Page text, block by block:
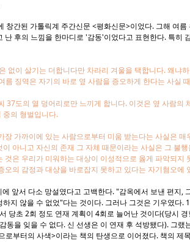
간된 가톨릭계 주간신문 <평화신문>이었다. 그해 여름
후의 느낌을 한마디로 '감동'이었다고 표현한다. 특히
없이 살기는 더합니다만 차라리 겨울을 택합니다. 왜냐
징역은 자기의 바로 옆 사람을 증오하게 한다는 사실
37도의 열 덩어리로만 느끼게 합니다. 이것은 옆 사람의
중의 형벌입니다.
가까이에 있는 사람으로부터 미움 받는다는 사실은 매
아니고 자신의 존재 그 자체 때문이라는 사실은 그 불
은 우리가 미워하는 대상이 이성적으로 옳게 파악되지
의 감정과 대상을 바로잡지 못하고 있다는 자기혐오에
앞서 다소 망설였다고 고백한다. "감옥에서 보낸 편지,
지 않을 수 없었"다는 것이다. 그러나 그것은 기우였다.
당초 2회 정도 연재 계획이 4회로 늘어난 것이다(당시
동을 잊을 수 없다. 신 선생은 이 연재 후 석방됐다). 그랬
부터의 사색>이라는 책의 탄생으로 이어졌다. 책의 제